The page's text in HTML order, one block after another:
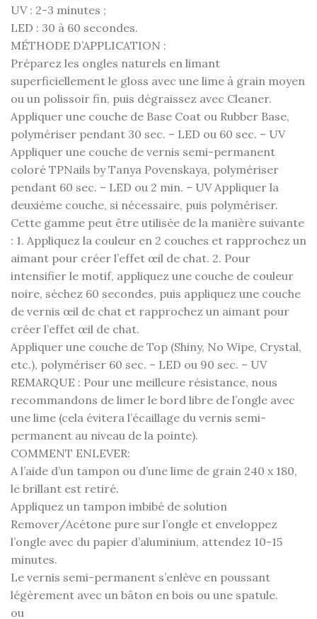
UV : 2-3 minutes ;
LED : 30 à 60 secondes.
MÉTHODE D’APPLICATION :
Préparez les ongles naturels en limant
superficiellement le gloss avec une lime à grain moyen
ou un polissoir fin, puis dégraissez avec Cleaner.
Appliquer une couche de Base Coat ou Rubber Base,
polymériser pendant 30 sec. – LED ou 60 sec. – UV
Appliquer une couche de vernis semi-permanent
coloré TPNails by Tanya Povenskaya, polymériser
pendant 60 sec. – LED ou 2 min. – UV Appliquer la
deuxième couche, si nécessaire, puis polymériser.
Cette gamme peut être utilisée de la manière suivante
: 1. Appliquez la couleur en 2 couches et rapprochez un
aimant pour créer l’effet œil de chat. 2. Pour
intensifier le motif, appliquez une couche de couleur
noire, séchez 60 secondes, puis appliquez une couche
de vernis œil de chat et rapprochez un aimant pour
créer l’effet œil de chat.
Appliquer une couche de Top (Shiny, No Wipe, Crystal,
etc.), polymériser 60 sec. – LED ou 90 sec. – UV
REMARQUE : Pour une meilleure résistance, nous
recommandons de limer le bord libre de l’ongle avec
une lime (cela évitera l’écaillage du vernis semi-
permanent au niveau de la pointe).
COMMENT ENLEVER:
A l’aide d’un tampon ou d’une lime de grain 240 x 180,
le brillant est retiré.
Appliquez un tampon imbibé de solution
Remover/Acétone pure sur l’ongle et enveloppez
l’ongle avec du papier d’aluminium, attendez 10-15
minutes.
Le vernis semi-permanent s’enlève en poussant
légèrement avec un bâton en bois ou une spatule.
ou